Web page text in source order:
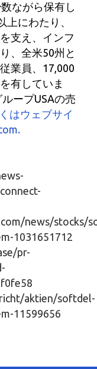
ながら保有し
にわたり、
支え、インフ
、全米50州と
業員、17,000
有していま
ープUSAの売
はウェブサイ
news/stocks/
1031651712
pr-
aktien/softdel-
11599656